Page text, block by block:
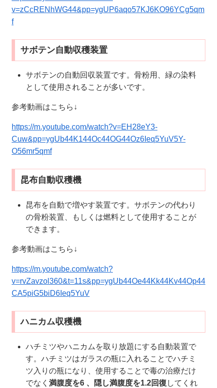
v=zCcRENhWG44&pp=ygUP6aqo57KJ6KO96YCg5qm
f
サボテン自動収穫装置
サボテンの自動回収装置です。骨粉用、緑の染料
として使用されることが多いです。
参考動画はこちら↓
https://m.youtube.com/watch?v=EH28eY3-
Cuw&pp=ygUb44K144Oc44OG44Oz6Ieq5YuV5Y-
O56mr5qmf
昆布自動収穫機
昆布を自動で増やす装置です。サボテンの代わり
の骨粉装置、もしくは燃料として使用することが
できます。
参考動画はこちら↓
https://m.youtube.com/watch?
v=rvZavzol360&t=11s&pp=ygUb44Oe44Kk44Kv44Op44
CA5piG5biD6Ieq5YuV
ハニカム収穫機
ハチミツやハニカムを取り放題にする自動装置で
す。ハチミツはガラスの瓶に入れることでハチミ
ツ入りの瓶になり、使用することで毒の治療だけ
でなく満腹度を6 、隠し満腹度を1.2回復 してくれ